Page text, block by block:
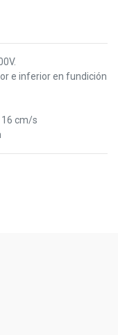
e inferior en fundición
cm/s